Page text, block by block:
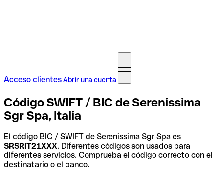
Acceso clientesAbrir una cuenta
Código SWIFT / BIC de Serenissima
Sgr Spa, Italia
El código BIC / SWIFT de Serenissima Sgr Spa es
SRSRIT21XXX. Diferentes códigos son usados para
diferentes servicios. Comprueba el código correcto con el
destinatario o el banco.